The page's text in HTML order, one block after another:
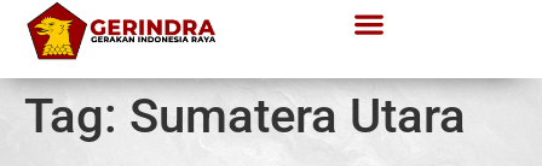
Tag: Sumatera Utara